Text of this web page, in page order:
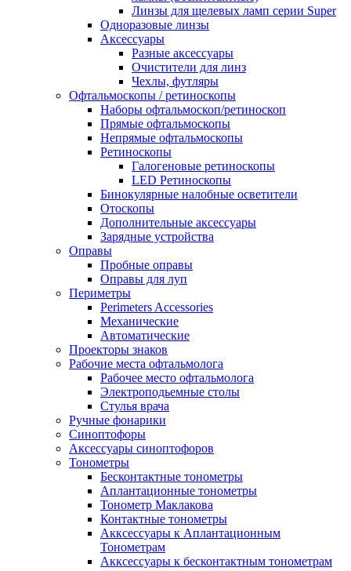
Линзы для щелевых ламп серии Super
Одноразовые линзы
Аксессуары
Разные аксессуары
Очистители для линз
Чехлы, футляры
Офтальмоскопы / ретиноскопы
Наборы офтальмоскоп/ретиноскоп
Прямые офтальмоскопы
Непрямые офтальмоскопы
Ретиноскопы
Галогеновые ретиноскопы
LED Ретиноскопы
Бинокулярные налобные осветители
Отоскопы
Дополнительные аксессуары
Зарядные устройства
Оправы
Пробные оправы
Оправы для луп
Периметры
Perimeters Accessories
Механические
Автоматические
Проекторы знаков
Рабочие места офтальмолога
Рабочее место офтальмолога
Электроподьемные столы
Стулья врача
Ручные фонарики
Синоптофоры
Аксессуары синоптофоров
Тонометры
Бесконтактные тонометры
Аплантационные тонометры
Тонометр Маклакова
Контактные тонометры
Акксессуары к Аплантационным
Тонометрам
Акксессуары к бесконтактным тонометрам